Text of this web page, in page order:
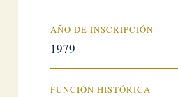
AÑO DE INSCRIPCIÓN
1979
FUNCIÓN HISTÓRICA